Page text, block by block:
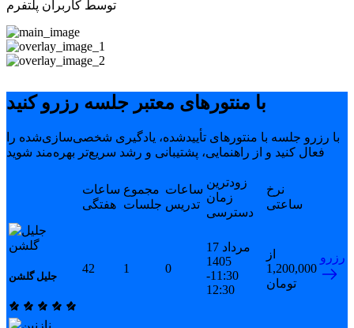
توسط کاربران پلتفرم
با منتورهای معتبر جلسه رزرو کنید
با رزرو جلسه با منتورهای تأییدشده، یادگیری شخصی‌سازی‌شده را
فعال کنید و از راهنمایی، پشتیبانی و رشد سریع‌تر بهره‌مند شوید
ساعات
هفتگی
مجموع
جلسات
ساعات
تدریس
زودترین
زمان
دسترسی
نرخ
ساعتی
جلیل گلشن
42 1 0
17 مرداد
1405
11:30-
12:30
از
1,200,000
تومان
رزرو